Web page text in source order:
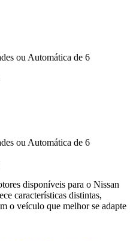
ou Automática de 6
ou Automática de 6
disponíveis para o Nissan
características distintas,
o veículo que melhor se adapte